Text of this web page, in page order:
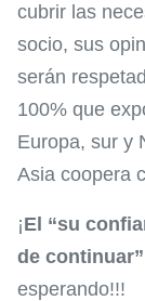
cubrir las
socio, sus
serán
100% que
Europa, sur y
Asia coopera
¡El “su
de
esperando!!!